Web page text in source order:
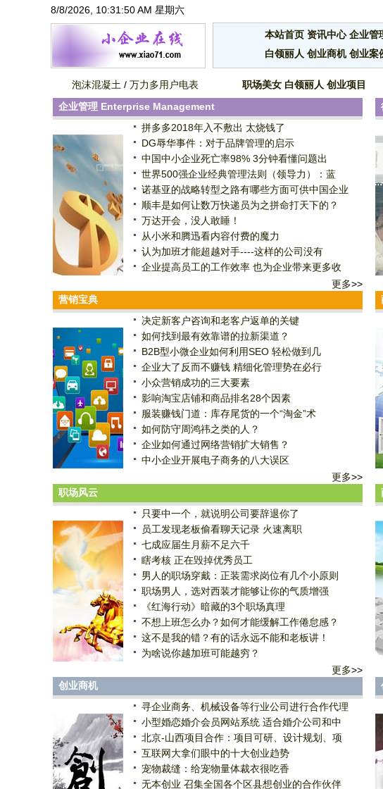
8/8/2026, 10:31:51 AM 星期六
本站首页 资讯中心 企业管
白领丽人 创业商机 创业案
泡沫混凝土 / 万力多用户电表 职场美女 白领丽人 创业项目
企业管理 Enterprise Management
拼多多2018年入不敷出 太烧钱了
DG辱华事件：对于品牌管理的启示
中国中小企业死亡率98% 3分钟看懂问题出
世界500强企业经典管理法则（领导力）：蓝
诺基亚的战略转型之路有哪些方面可供中国企业
顺丰是如何让数万快递员为之拼命打天下的？
万达开会，没人敢睡！
从小米和腾迅看内容付费的魔力
认为加班才能超越对手----这样的公司没有
企业提高员工的工作效率 也为企业带来更多收
更多>>
营销宝典
决定新客户咨询和老客户返单的关键
如何找到最有效靠谱的拉新渠道？
B2B型小微企业如何利用SEO 轻松做到几
企业大了反而不赚钱 精细化管理势在必行
小众营销成功的三大要素
影响淘宝店铺和商品排名28个因素
服装赚钱门道：库存尾货的一个“淘金”术
如何防守周鸿祎之类的人？
企业如何通过网络营销扩大销售？
中小企业开展电子商务的八大误区
更多>>
职场风云
只要中一个，就说明公司要辞退你了
员工发现老板偷看聊天记录 火速离职
七成应届生月薪不足六千
瞎考核 正在毁掉优秀员工
男人的职场穿戴：正装需求岗位有几个小原则
职场男人，选对西装才能够让你的气质增强
《红海行动》暗藏的3个职场真理
不想上班怎么办？如何才能缓解工作倦怠感？
这不是我的错？有的话永远不能和老板讲！
为啥说你越加班可能越穷？
更多>>
创业商机
寻企业商务、机械设备等行业公司进行合作代理
小型婚恋婚介会员网站系统 适合婚介公司和中
北京-山西项目合作：项目可研、设计规划、项
互联网大拿们眼中的十大创业趋势
宠物裁缝：给宠物量体裁衣很吃香
无本创业 召集全国各个区县想创业的合作伙伴